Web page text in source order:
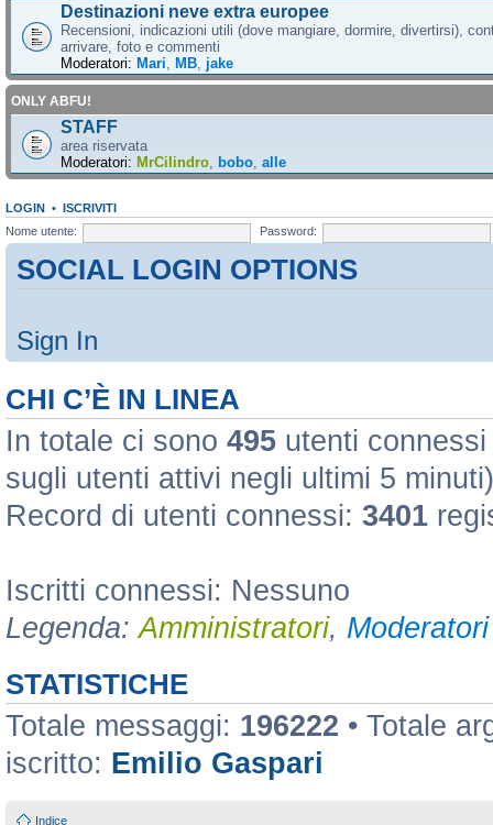
Destinazioni neve extra europee
Recensioni, indicazioni utili (dove mangiare, dormire, divertirsi),
arrivare, foto e commenti
Moderatori: Mari MB jake
ONLY ABFU!
STAFF
area riservata
Moderatori: MrCilindro bobo alle
LOGIN • ISCRIVITI
Nome utente:
Password:
SOCIAL LOGIN OPTIONS
Sign In
CHI C’È IN LINEA
In totale ci sono 495 utenti
sugli utenti attivi negli ultimi 5 minuti)
Record di utenti connessi: 3401
Iscritti connessi: Nessuno
Legenda:Amministratori,
STATISTICHE
Totale messaggi: 196222 • Totale
iscritto: Emilio Gaspari
Indice